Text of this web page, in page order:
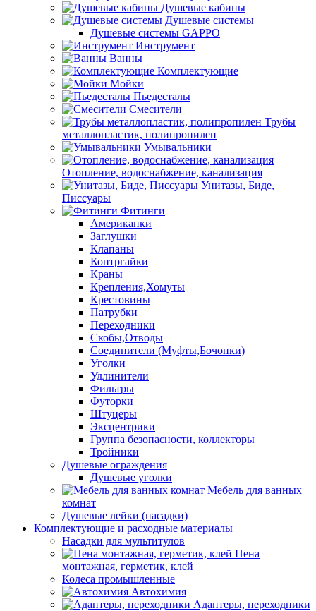
Душевые кабины
Душевые системы
Душевые системы GAPPO
Инструмент
Ванны
Комплектующие
Мойки
Пьедесталы
Смесители
Трубы
металлопластик, полипропилен
Умывальники
Отопление, водоснабжение, канализация
Унитазы, Биде,
Писсуары
Фитинги
Американки
Заглушки
Клапаны
Контргайки
Краны
Крепления,Хомуты
Крестовины
Патрубки
Переходники
Скобы,Отводы
Соединители (Муфты,Бочонки)
Уголки
Удлинители
Фильтры
Футорки
Штуцеры
Эксцентрики
Группа безопасности, коллекторы
Тройники
Душевые ограждения
Душевые уголки
Мебель для ванных
комнат
Душевые лейки (насадки)
Комплектующие и расходные материалы
Насадки для мультитулов
Пена
монтажная, герметик, клей
Колеса промышленные
Автохимия
Адаптеры, переходники